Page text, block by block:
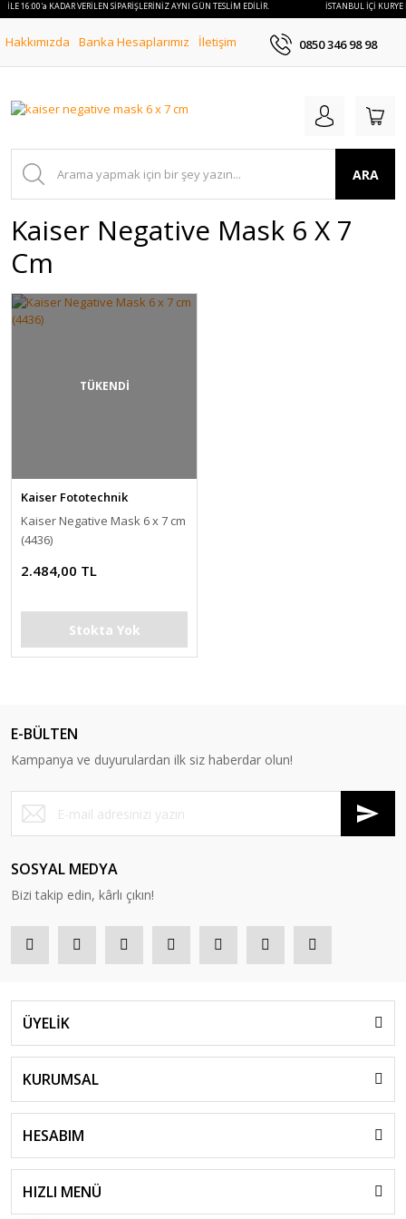
İLE 16:00'a KADAR VERİLEN SİPARİŞLERİNİZ AYNI GÜN TESLİM EDİLİR. İSTANBUL İÇİ
Hakkımızda Banka Hesaplarımız İletişim 0850 346 98 98
ARA
Kaiser Negative Mask 6 X 7
Cm
TÜKENDİ
Kaiser Fototechnik
Kaiser Negative Mask 6 x 7 cm
(4436)
2.484,00 TL
Stokta Yok
E-BÜLTEN
Kampanya ve duyurulardan ilk siz haberdar olun!
SOSYAL MEDYA
Bizi takip edin, kârlı çıkın!
ÜYELİK
KURUMSAL
HESABIM
HIZLI MENÜ